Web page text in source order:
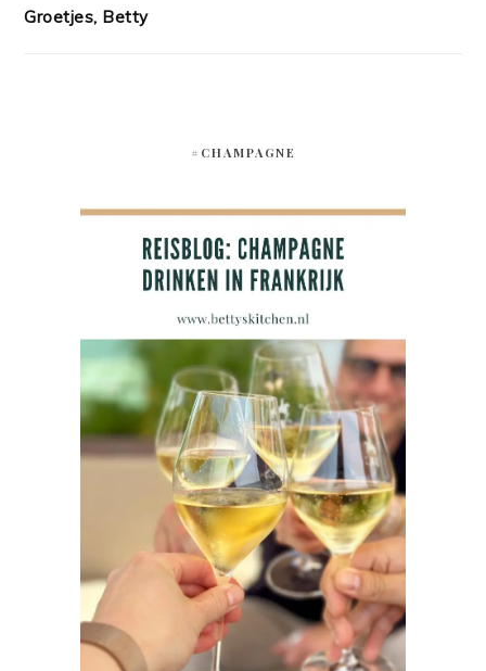
Groetjes, Betty
#CHAMPAGNE